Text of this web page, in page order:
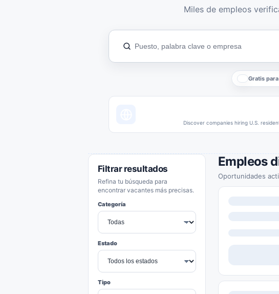
Miles de empleos
Gratis
Discover companies hiring U.S.
Filtrar resultados
Refina tu búsqueda para
encontrar vacantes más precisas.
Categoría
Estado
Tipo
Empleos
Oportunidades